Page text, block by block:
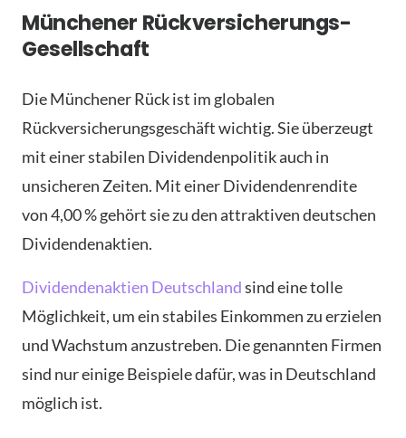
Münchener Rückversicherungs-
Gesellschaft
Die Münchener Rück ist im globalen
Rückversicherungsgeschäft wichtig. Sie überzeugt
mit einer stabilen Dividendenpolitik auch in
unsicheren Zeiten. Mit einer Dividendenrendite
von 4,00 % gehört sie zu den attraktiven deutschen
Dividendenaktien.
Dividendenaktien Deutschlandsind eine tolle
Möglichkeit, um ein stabiles Einkommen zu erzielen
und Wachstum anzustreben. Die genannten Firmen
sind nur einige Beispiele dafür, was in Deutschland
möglich ist.